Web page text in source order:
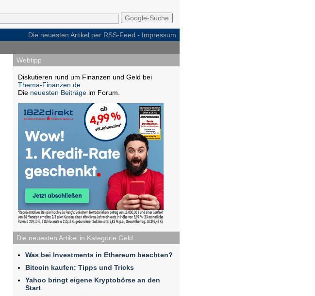
Die neuesten Artikel per RSS-Feed - Impressum
Webtipp
Diskutieren rund um Finanzen und Geld bei
Thema-Finanzen.de
Die neuesten Beiträgeim Forum.
Die neuesten Artikel in Kategorie Geld
Was bei Investments in Ethereum beachten?
Bitcoin kaufen: Tipps und Tricks
Yahoo bringt eigene Kryptobörse an den
Start